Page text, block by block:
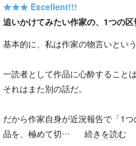
★★★ Excellent!!!
追いかけてみたい作家の、1つの区
基本的に、私は作家の物言いとい
一読者として作品に心酔すること
それはまた別の話だ。
だから作家自身が近況報告で「1
品を、極めて切…
続きを読む